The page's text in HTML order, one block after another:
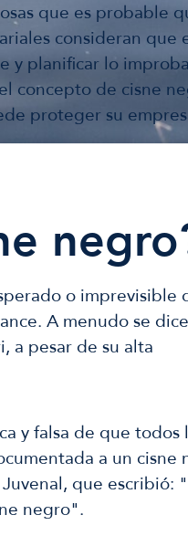
que es probable
consideran que
y planificar lo
concepto de cisne
proteger su
o imprevisible
A menudo se
a pesar de su alta
y falsa de que todos
a un cisne
que escribió:
negro".